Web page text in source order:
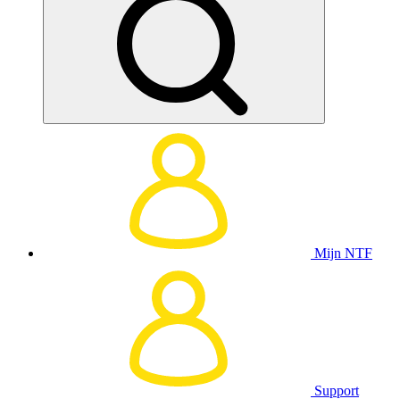
Mijn NTF
Support